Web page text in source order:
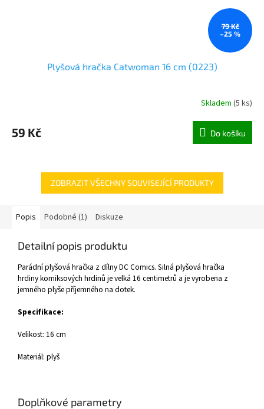
79 Kč
–25 %
Plyšová hračka Catwoman 16 cm (0223)
Skladem (5 ks)
59 Kč Do košíku
ZOBRAZIT VŠECHNY SOUVISEJÍCÍ PRODUKTY
Popis Podobné (1) Diskuze
Detailní popis produktu
Parádní plyšová hračka z dílny DC Comics. Silná plyšová hračka
hrdiny komiksových hrdinů je velká 16 centimetrů a je vyrobena z
jemného plyše příjemného na dotek.
Specifikace:
Velikost: 16 cm
Materiál: plyš
Doplňkové parametry